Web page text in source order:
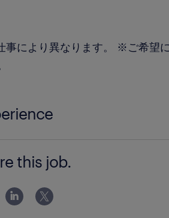
事により異なります。 ※ご希望
this job.